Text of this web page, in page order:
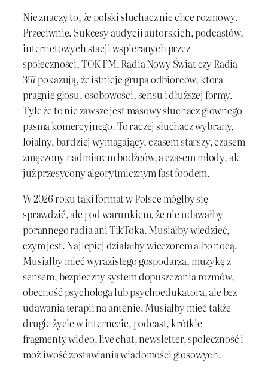
Nie znaczy to, że polski słuchacz nie chce rozmowy.
Przeciwnie. Sukcesy audycji autorskich, podcastów,
internetowych stacji wspieranych przez
społeczności, TOK FM, Radia Nowy Świat czy Radia
357 pokazują, że istnieje grupa odbiorców, która
pragnie głosu, osobowości, sensu i dłuższej formy.
Tyle że to nie zawsze jest masowy słuchacz głównego
pasma komercyjnego. To raczej słuchacz wybrany,
lojalny, bardziej wymagający, czasem starszy, czasem
zmęczony nadmiarem bodźców, a czasem młody, ale
już przesycony algorytmicznym fast foodem.
W 2026 roku taki format w Polsce mógłby się
sprawdzić, ale pod warunkiem, że nie udawałby
porannego radia ani TikToka. Musiałby wiedzieć,
czym jest. Najlepiej działałby wieczorem albo nocą.
Musiałby mieć wyrazistego gospodarza, muzykę z
sensem, bezpieczny system dopuszczania rozmów,
obecność psychologa lub psychoedukatora, ale bez
udawania terapii na antenie. Musiałby mieć także
drugie życie w internecie, podcast, krótkie
fragmenty wideo, live chat, newsletter, społeczność i
możliwość zostawiania wiadomości głosowych.